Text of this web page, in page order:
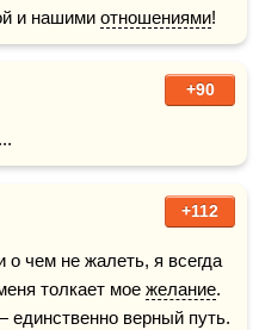
и нашими отношениями!
+90
+112
чем не жалеть, я всегда
толкает мое желание.
единственно верный путь.